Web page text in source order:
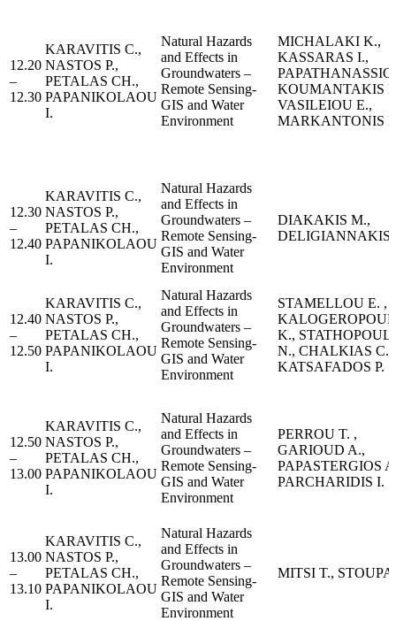
12.20
–
12.30
KARAVITIS C.,
NASTOS P.,
PETALAS CH.,
PAPANIKOLAOU
I.
Natural Hazards
and Effects in
Groundwaters –
Remote Sensing-
GIS and Water
Environment
MICHALAKI K.,
KASSARAS I.,
KOUMANTAKIS
VASILEIOU E.,
MARKANTONIS
12.30
–
12.40
KARAVITIS C.,
NASTOS P.,
PETALAS CH.,
PAPANIKOLAOU
I.
Natural Hazards
and Effects in
Groundwaters –
Remote Sensing-
GIS and Water
Environment
DIAKAKIS M.,
DELIGIANNAKIS
12.40
–
12.50
KARAVITIS C.,
NASTOS P.,
PETALAS CH.,
PAPANIKOLAOU
I.
Natural Hazards
and Effects in
Groundwaters –
Remote Sensing-
GIS and Water
Environment
STAMELLOU E. ,
K.,
N., CHALKIAS C.
KATSAFADOS P.
12.50
–
13.00
KARAVITIS C.,
NASTOS P.,
PETALAS CH.,
PAPANIKOLAOU
I.
Natural Hazards
and Effects in
Groundwaters –
Remote Sensing-
GIS and Water
Environment
PERROU T. ,
GARIOUD A.,
PAPASTERGIOS
PARCHARIDIS I.
13.00
–
13.10
KARAVITIS C.,
NASTOS P.,
PETALAS CH.,
PAPANIKOLAOU
I.
Natural Hazards
and Effects in
Groundwaters –
Remote Sensing-
GIS and Water
Environment
MITSI T.,